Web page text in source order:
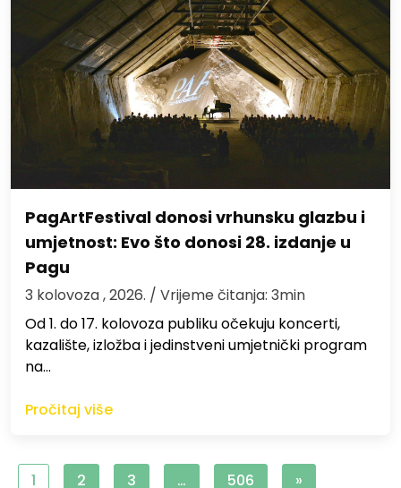
PagArtFestival donosi vrhunsku glazbu i
umjetnost: Evo što donosi 28. izdanje u
Pagu
3 kolovoza , 2026. / Vrijeme čitanja: 3min
Od 1. do 17. kolovoza publiku očekuju koncerti,
kazalište, izložba i jedinstveni umjetnički program
na…
Pročitaj više
1 2 3 … 506 »